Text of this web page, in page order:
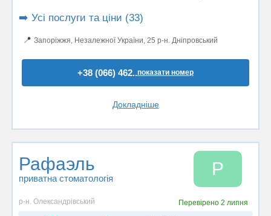
➡️ Усі послуги та ціни (33)
📍 Запоріжжя, Незалежної України, 25 р-н. Дніпровський
+38 (066) 462..показати номер
Докладніше
Рафаэль
приватна стоматологія Р
р-н. Олександрівський Перевірено2 липня